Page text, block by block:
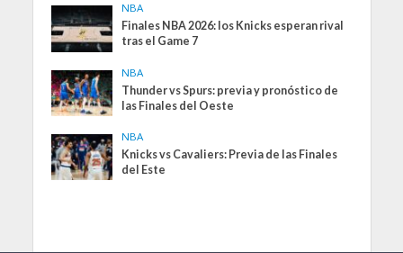
NBA
Finales NBA 2026: los Knicks esperan rival
tras el Game 7
NBA
Thunder vs Spurs: previa y pronóstico de
las Finales del Oeste
NBA
Knicks vs Cavaliers: Previa de las Finales
del Este